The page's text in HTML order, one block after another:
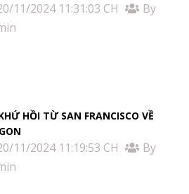
11/2024 11:31:03 CH
By
HỒI TỪ SAN FRANCISCO VỀ
11/2024 11:19:53 CH
By